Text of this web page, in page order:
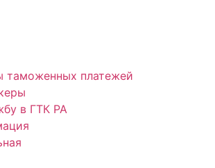
таможенных платежей
в ГТК РА